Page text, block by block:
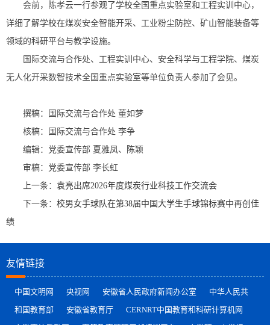
会前，陈孝云一行参观了学校全国重点实验室和工程实训中心，
详细了解学校在煤炭安全智能开采、工业粉尘防控、矿山智能装备等
领域的科研平台与教学设施。
国际交流与合作处、工程实训中心、安全科学与工程学院、煤炭
无人化开采数智技术全国重点实验室等单位负责人参加了会见。
撰稿：国际交流与合作处 董如梦
核稿：国际交流与合作处 李争
编辑：党委宣传部 夏雅凤、陈颖
审稿：党委宣传部 李长虹
上一条： 袁亮出席2026年度煤炭行业科技工作交流会
下一条： 校男女手球队在第38届中国大学生手球锦标赛中再创佳
绩
友情链接
中国文明网 央视网 安徽省人民政府新闻办公室
中华人民共
和国教育部
安徽省教育厅
CERNRT中国教育和科研计算机网